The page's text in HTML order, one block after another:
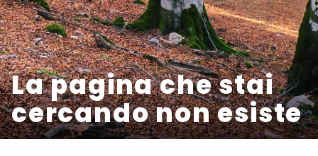
La pagina che stai
cercando non esiste